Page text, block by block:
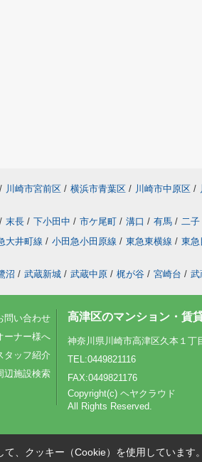
/ 川崎市宮前区 / 横浜市青葉区 / 川崎市中原区 /
/ 末長 / 下小田中 / 市ケ尾町 / 溝口 / 有馬 / 二子
大井町線 / 小田急小田原線 / 東急東横線 / 東急
沼 / 武蔵新城 / 武蔵中原 / 梶が谷 / 宮崎台 / 武
問い合わせ
ーナー様へ
タッフ紹介
辺施設検索
高津区のマンション・賃
神奈川県川崎市高津区久本１丁
TEL:0449821116
FAX:0449821176
Copyright(c) ヘヤクラウド
All Rights Reserved.
、クッキー（Cookie）を使用しています。